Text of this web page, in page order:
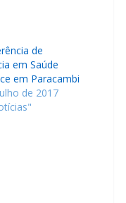
de
em Saúde
em Paracambi
de 2017